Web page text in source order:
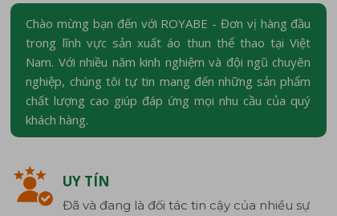
Chào mừng bạn đến với ROYABE - Đơn vị hàng đầu
trong lĩnh vực sản xuất áo thun thể thao tại Việt
Nam. Với nhiều năm kinh nghiệm và đội ngũ chuyên
nghiệp, chúng tôi tự tin mang đến những sản phẩm
chất lượng cao giúp đáp ứng mọi nhu cầu của quý
khách hàng.
UY TÍN
Đã và đang là đối tác tin cậy của nhiều sự